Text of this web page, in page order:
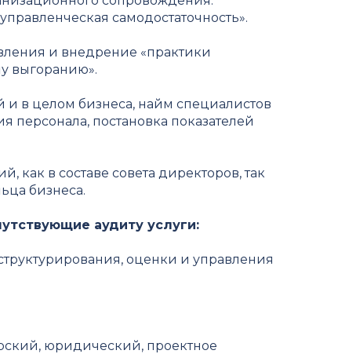
самодостаточность».
и внедрение «практики
выгоранию».
и в целом бизнеса, найм специалистов
персонала, постановка показателей
как в составе совета директоров, так
бизнеса.
аудиту услуги:
оценки и управления
юридический, проектное